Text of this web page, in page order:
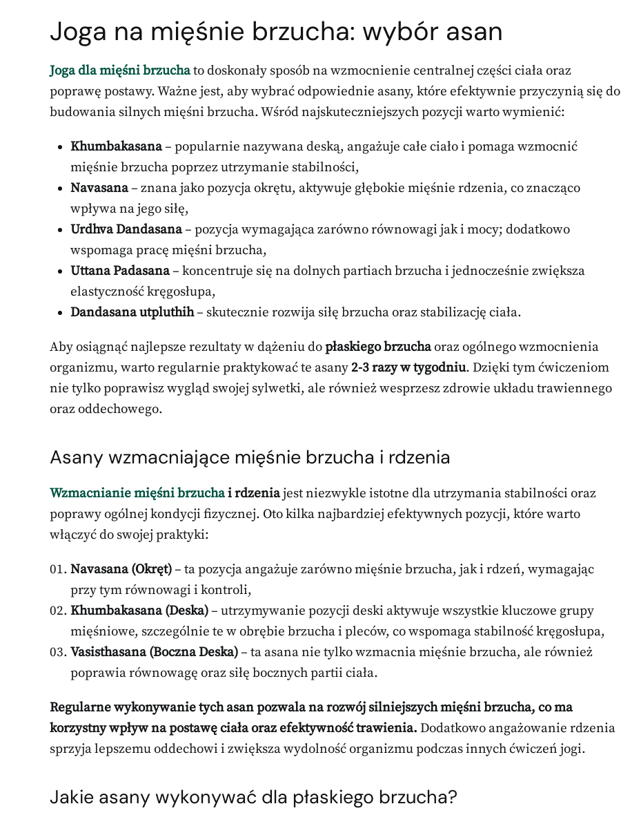
Joga na mięśnie brzucha: wybór asan
Joga dla mięśni brzuchato doskonały sposób na wzmocnienie centralnej części ciała oraz
poprawę postawy. Ważne jest, aby wybrać odpowiednie asany, które efektywnie przyczynią się do
budowania silnych mięśni brzucha. Wśród najskuteczniejszych pozycji warto wymienić:
Khumbakasana– popularnie nazywana deską, angażuje całe ciało i pomaga wzmocnić
mięśnie brzucha poprzez utrzymanie stabilności,
Navasana– znana jako pozycja okrętu, aktywuje głębokie mięśnie rdzenia, co znacząco
wpływa na jego siłę,
Urdhva Dandasana– pozycja wymagająca zarówno równowagi jak i mocy; dodatkowo
wspomaga pracę mięśni brzucha,
Uttana Padasana– koncentruje się na dolnych partiach brzucha i jednocześnie zwiększa
elastyczność kręgosłupa,
Dandasana utpluthih– skutecznie rozwija siłę brzucha oraz stabilizację ciała.
Aby osiągnąć najlepsze rezultaty w dążeniu dopłaskiego brzuchaoraz ogólnego wzmocnienia
organizmu, warto regularnie praktykować te asany 2-3 razy w tygodniu. Dzięki tym ćwiczeniom
nie tylko poprawisz wygląd swojej sylwetki, ale również wesprzesz zdrowie układu trawiennego
oraz oddechowego.
Asany wzmacniające mięśnie brzucha i rdzenia
Wzmacnianie mięśni brzuchai rdzeniajest niezwykle istotne dla utrzymania stabilności oraz
poprawy ogólnej kondycji fizycznej. Oto kilka najbardziej efektywnych pozycji, które warto
włączyć do swojej praktyki:
Navasana (Okręt)– ta pozycja angażuje zarówno mięśnie brzucha, jak i rdzeń, wymagając
przy tym równowagi i kontroli,
Khumbakasana (Deska)– utrzymywanie pozycji deski aktywuje wszystkie kluczowe grupy
mięśniowe, szczególnie te w obrębie brzucha i pleców, co wspomaga stabilność kręgosłupa,
Vasisthasana (Boczna Deska)– ta asana nie tylko wzmacnia mięśnie brzucha, ale również
poprawia równowagę oraz siłę bocznych partii ciała.
Regularne wykonywanie tych asan pozwala na rozwój silniejszych mięśni brzucha, co ma
korzystny wpływ na postawę ciała oraz efektywność trawienia. Dodatkowo angażowanie rdzenia
sprzyja lepszemu oddechowi i zwiększa wydolność organizmu podczas innych ćwiczeń jogi.
Jakie asany wykonywać dla płaskiego brzucha?